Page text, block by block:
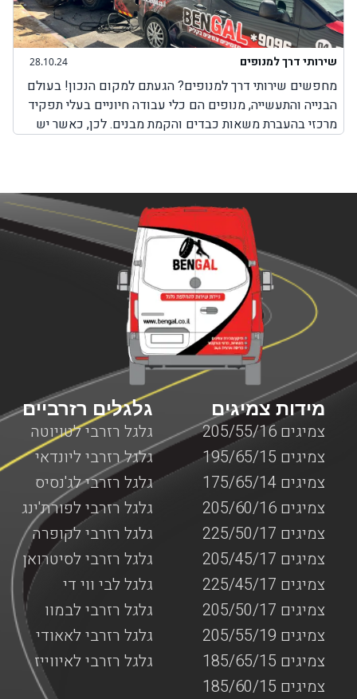
28.10.24 שירותי דרך למנופים
מחפשים שירותי דרך למנופים? הגעתם למקום הנכון! בעולם
הבנייה והתעשייה, מנופים הם כלי עבודה חיוניים בעלי תפקיד
מרכזי בהעברת משאות כבדים והקמת מבנים. לכן, כאשר יש
במנופים עלולות להתרחש בכל זמן, בשעות שבהן ניתן להגיע
למקום שבו אפשר לקבל שירותי תיקון למנופים או באמצע
הדרך בשעות שבהן אין שירותי דרך למנופים. לכן, חשוב
לדעת שחברת BenGal מציעה שירותי דרך למנופים בכל מקום
שבו אתם תקועים עם המנוף. לא משנה אם מדובר על צפון
הארץ, מרכזה, דרום או ירושלים, יצירת קשר עם חברת בן גל
יאפשר לכם לקבל את השירות המבוקש לכם כמה שיותר מהר,
עד המקום שבו אתם נמצאים עם המנוף כאשר כל השירותים
מוצעים על ידי צוות מקצועי ומנוסה המומחה בשירותי דרך
המותאמים למנופים.
גלגלים רזרביים
גלגל רזרבי לטויוטה
גלגל רזרבי ליונדאי
גלגל רזרבי לג'נסיס
גלגל רזרבי לפורת'ינג
גלגל רזרבי לקופרה
גלגל רזרבי לסיטרואן
גלגל לבי ווי די
גלגל רזרבי לבמוו
גלגל רזרבי לאאודי
גלגל רזרבי לאיווייז
מידות צמיגים
צמיגים 205/55/16
צמיגים 195/65/15
צמיגים 175/65/14
צמיגים 205/60/16
צמיגים 225/50/17
צמיגים 205/45/17
צמיגים 225/45/17
צמיגים 205/50/17
צמיגים 205/55/19
צמיגים 185/65/15
צמיגים 185/60/15